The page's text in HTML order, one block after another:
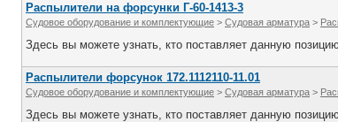
Распылители на форсунки Г-60-1413-3
Судовое оборудование и комплектующие > Судовая арматура >
Здесь вы можете узнать, кто поставляет данную
Распылители форсунок 172.1112110-11.01
Судовое оборудование и комплектующие > Судовая арматура >
Здесь вы можете узнать, кто поставляет данную